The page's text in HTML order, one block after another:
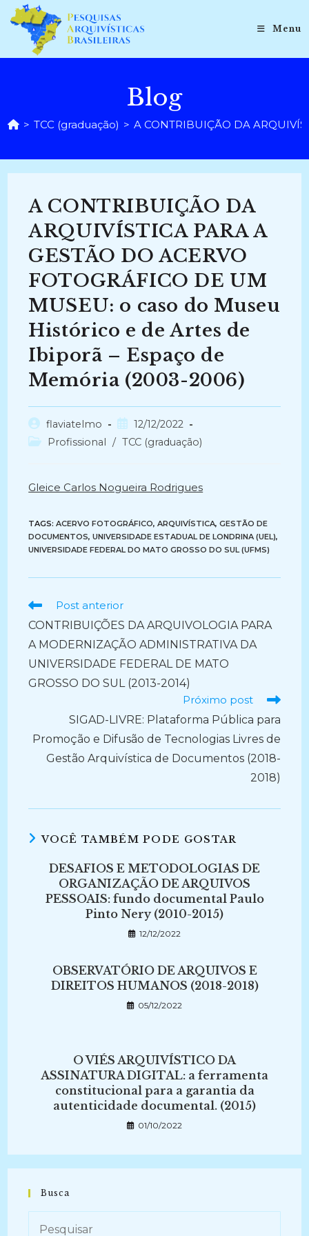
para
conteúdo
Menu
Blog
> TCC (graduação) > A CONTRIBUIÇÃO DA
A CONTRIBUIÇÃO DA
ARQUIVÍSTICA PARA A
GESTÃO DO ACERVO
FOTOGRÁFICO DE UM
MUSEU: o caso do Museu
Histórico e de Artes de
Ibiporã – Espaço de
Memória (2003-2006)
Autor
do
flaviatelmo
Post
publicado:
12/12/2022
Categoria
Profissional / TCC (graduação)
Gleice Carlos Nogueira Rodrigues
TAGS:ACERVO FOTOGRÁFICO, ARQUIVÍSTICA, GESTÃO DE
DOCUMENTOS, UNIVERSIDADE ESTADUAL DE LONDRINA (UEL),
UNIVERSIDADE FEDERAL DO MATO GROSSO DO SUL (UFMS)
Ler
artigos
Post anterior
CONTRIBUIÇÕES DA ARQUIVOLOGIA PARA
A MODERNIZAÇÃO ADMINISTRATIVA DA
UNIVERSIDADE FEDERAL DE MATO
GROSSO DO SUL (2013-2014)
Próximo post
SIGAD-LIVRE: Plataforma Pública para
Promoção e Difusão de Tecnologias Livres de
Gestão Arquivística de Documentos (2018-
2018)
VOCÊ TAMBÉM PODE GOSTAR
DESAFIOS E METODOLOGIAS DE
ORGANIZAÇÃO DE ARQUIVOS
PESSOAIS: fundo documental Paulo
Pinto Nery (2010-2015)
12/12/2022
OBSERVATÓRIO DE ARQUIVOS E
DIREITOS HUMANOS (2018-2018)
05/12/2022
O VIÉS ARQUIVÍSTICO DA
ASSINATURA DIGITAL: a ferramenta
constitucional para a garantia da
autenticidade documental. (2015)
01/10/2022
Busca